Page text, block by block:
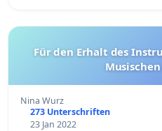
Für den Erhalt des
Nina Wurz
273 Unterschriften
23 Jan 2022